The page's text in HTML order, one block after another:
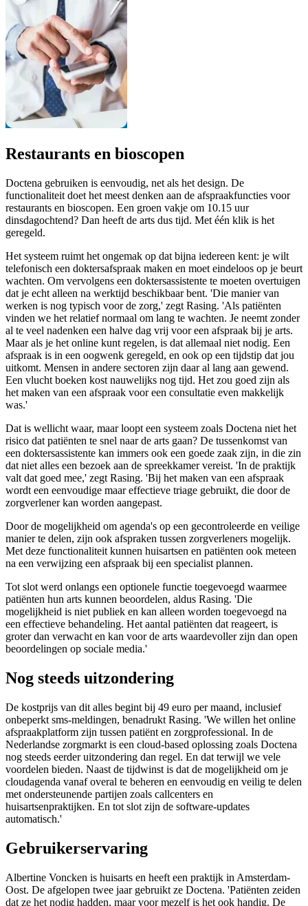
Restaurants en bioscopen
Doctena gebruiken is eenvoudig, net als het design. De
functionaliteit doet het meest denken aan de afspraakfuncties voor
restaurants en bioscopen. Een groen vakje om 10.15 uur
dinsdagochtend? Dan heeft de arts dus tijd. Met één klik is het
geregeld.
Het systeem ruimt het ongemak op dat bijna iedereen kent: je wilt
telefonisch een doktersafspraak maken en moet eindeloos op je beurt
wachten. Om vervolgens een doktersassistente te moeten overtuigen
dat je echt alleen na werktijd beschikbaar bent. 'Die manier van
werken is nog typisch voor de zorg,' zegt Rasing. 'Als patiënten
vinden we het relatief normaal om lang te wachten. Je neemt zonder
al te veel nadenken een halve dag vrij voor een afspraak bij je arts.
Maar als je het online kunt regelen, is dat allemaal niet nodig. Een
afspraak is in een oogwenk geregeld, en ook op een tijdstip dat jou
uitkomt. Mensen in andere sectoren zijn daar al lang aan gewend.
Een vlucht boeken kost nauwelijks nog tijd. Het zou goed zijn als
het maken van een afspraak voor een consultatie even makkelijk
was.'
Dat is wellicht waar, maar loopt een systeem zoals Doctena niet het
risico dat patiënten te snel naar de arts gaan? De tussenkomst van
een doktersassistente kan immers ook een goede zaak zijn, in die zin
dat niet alles een bezoek aan de spreekkamer vereist. 'In de praktijk
valt dat goed mee,' zegt Rasing. 'Bij het maken van een afspraak
wordt een eenvoudige maar effectieve triage gebruikt, die door de
zorgverlener kan worden aangepast.
Door de mogelijkheid om agenda's op een gecontroleerde en veilige
manier te delen, zijn ook afspraken tussen zorgverleners mogelijk.
Met deze functionaliteit kunnen huisartsen en patiënten ook meteen
na een verwijzing een afspraak bij een specialist plannen.
Tot slot werd onlangs een optionele functie toegevoegd waarmee
patiënten hun arts kunnen beoordelen, aldus Rasing. 'Die
mogelijkheid is niet publiek en kan alleen worden toegevoegd na
een effectieve behandeling. Het aantal patiënten dat reageert, is
groter dan verwacht en kan voor de arts waardevoller zijn dan open
beoordelingen op sociale media.'
Nog steeds uitzondering
De kostprijs van dit alles begint bij 49 euro per maand, inclusief
onbeperkt sms-meldingen, benadrukt Rasing. 'We willen het online
afspraakplatform zijn tussen patiënt en zorgprofessional. In de
Nederlandse zorgmarkt is een cloud-based oplossing zoals Doctena
nog steeds eerder uitzondering dan regel. En dat terwijl we vele
voordelen bieden. Naast de tijdwinst is dat de mogelijkheid om je
cloudagenda vanaf overal te beheren en eenvoudig en veilig te delen
met ondersteunende partijen zoals callcenters en
huisartsenpraktijken. En tot slot zijn de software-updates
automatisch.'
Gebruikerservaring
Albertine Voncken is huisarts en heeft een praktijk in Amsterdam-
Oost. De afgelopen twee jaar gebruikt ze Doctena. 'Patiënten zeiden
dat ze het nodig hadden, maar voor mezelf is het ook handig. De